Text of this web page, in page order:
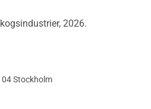
2026.
04 Stockholm